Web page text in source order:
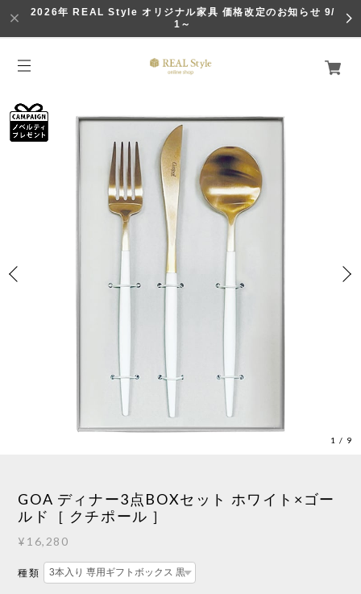
2026年 REAL Style オリジナル家具 価格改定のお知らせ 9/
1～
1 / 9
GOA ディナー3点BOXセット ホワイト×ゴー
ルド［ クチポール ］
¥16,280
種類